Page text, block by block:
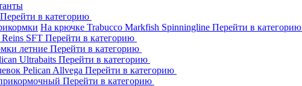
Перейти в категорию
На крючке Trabucco Markfish Spinningline Перейти в категорию
Reins SFT Перейти в категорию
летние Перейти в категорию
Ultrabaits Перейти в категорию
Pelican Allvega Перейти в категорию
Перейти в категорию